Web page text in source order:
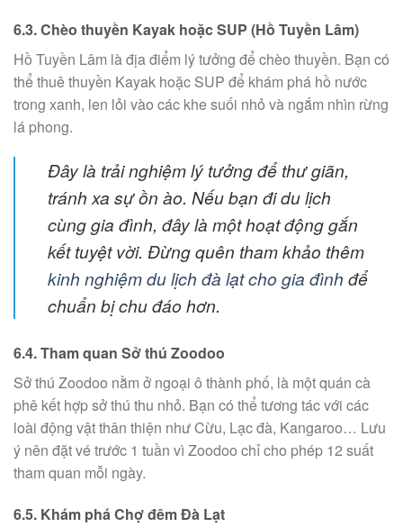
6.3. Chèo thuyền Kayak hoặc SUP (Hồ Tuyền Lâm)
Hồ Tuyền Lâm là địa điểm lý tưởng để chèo thuyền. Bạn có
thể thuê thuyền Kayak hoặc SUP để khám phá hồ nước
trong xanh, len lỏi vào các khe suối nhỏ và ngắm nhìn rừng
lá phong.
Đây là trải nghiệm lý tưởng để thư giãn,
tránh xa sự ồn ào. Nếu bạn đi du lịch
cùng gia đình, đây là một hoạt động gắn
kết tuyệt vời. Đừng quên tham khảo thêm
kinh nghiệm du lịch đà lạt cho gia đình để
chuẩn bị chu đáo hơn.
6.4. Tham quan Sở thú Zoodoo
Sở thú Zoodoo nằm ở ngoại ô thành phố, là một quán cà
phê kết hợp sở thú thu nhỏ. Bạn có thể tương tác với các
loài động vật thân thiện như Cừu, Lạc đà, Kangaroo… Lưu
ý nên đặt vé trước 1 tuần vì Zoodoo chỉ cho phép 12 suất
tham quan mỗi ngày.
6.5. Khám phá Chợ đêm Đà Lạt